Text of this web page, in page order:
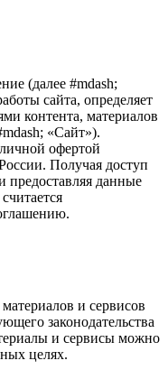
(далее #mdash;
сайта, определяет
контента, материалов
«Сайт»).
офертой
Получая доступ
предоставляя данные
и сервисов
законодательства
и сервисы можно
целях.